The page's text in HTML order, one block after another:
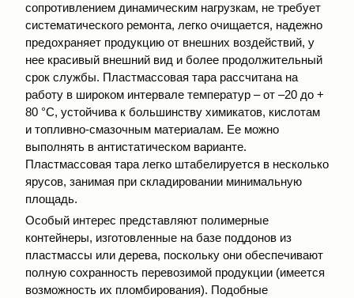
сопротивлением динамическим нагрузкам, не требует
систематического ремонта, легко очищается, надежно
предохраняет продукцию от внешних воздействий, у
нее красивый внешний вид и более продолжительный
срок службы. Пластмассовая тара рассчитана на
работу в широком интервале температур – от –20 до +
80 °С, устойчива к большинству химикатов, кислотам
и топливно-смазочным материалам. Ее можно
выполнять в антистатическом варианте.
Пластмассовая тара легко штабелируется в несколько
ярусов, занимая при складировании минимальную
площадь.
Особый интерес представляют полимерные
контейнеры, изготовленные на базе поддонов из
пластмассы или дерева, поскольку они обеспечивают
полную сохранность перевозимой продукции (имеется
возможность их пломбирования). Подобные